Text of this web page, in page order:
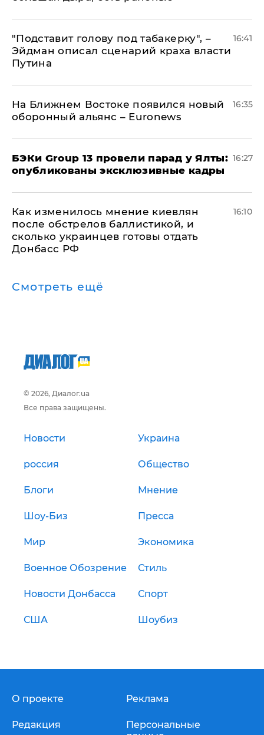
​"Подставит голову под табакерку", –
Эйдман описал сценарий краха власти
Путина
16:41
На Ближнем Востоке появился новый
оборонный альянс – Euronews
16:35
​БЭКи Group 13 провели парад у Ялты:
опубликованы эксклюзивные кадры
16:27
Как изменилось мнение киевлян
после обстрелов баллистикой, и
сколько украинцев готовы отдать
Донбасс РФ
16:10
Смотреть ещё
© 2026, Диалог.ua
Все права защищены.
Новости Украина
россия Общество
Блоги Мнение
Шоу-Биз Пресса
Мир Экономика
Военное Обозрение Стиль
Новости Донбасса Спорт
США Шоубиз
О проекте
Редакция
Реклама
Персональные